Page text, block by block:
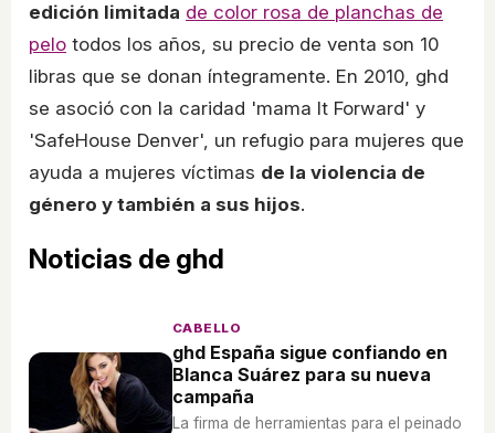
edición limitada de color rosa de planchas de
pelo todos los años, su precio de venta son 10
libras que se donan íntegramente. En 2010, ghd
se asoció con la caridad 'mama It Forward' y
'SafeHouse Denver', un refugio para mujeres que
ayuda a mujeres víctimas de la violencia de
género y también a sus hijos.
Noticias de ghd
CABELLO
ghd España sigue confiando en
Blanca Suárez para su nueva
campaña
La firma de herramientas para el peinado